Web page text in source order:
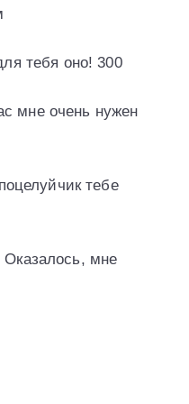
тебя оно! 300
мне очень нужен
тебе
Оказалось, мне